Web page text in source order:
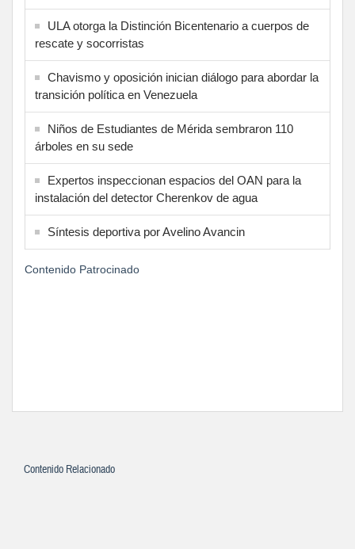
ULA otorga la Distinción Bicentenario a cuerpos de
rescate y socorristas
Chavismo y oposición inician diálogo para abordar la
transición política en Venezuela
Niños de Estudiantes de Mérida sembraron 110
árboles en su sede
Expertos inspeccionan espacios del OAN para la
instalación del detector Cherenkov de agua
Síntesis deportiva por Avelino Avancin
Contenido Patrocinado
Contenido Relacionado